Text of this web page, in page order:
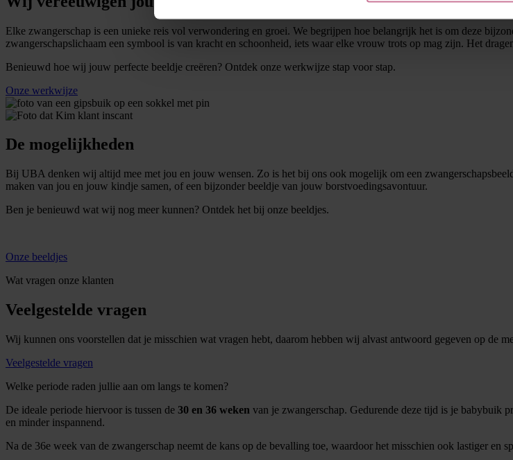
Elke zwangerschap is een unieke reis vol verwondering en groei. We begrijpen hoe belangrijk het is om deze
zwangerschapslichaam een symbool is van kracht en schoonheid, iets waar elke vrouw trots op mag zijn. Het
Benieuwd hoe wij jouw perfecte beeldje creëren? Ontdek onze werkwijze stap voor stap.
Onze werkwijze
De mogelijkheden
Bij UBA denken wij altijd mee met jou en jouw wensen. Zo is het bij ons ook mogelijk om een
maken van jou en jouw kindje samen, of een bijzonder beeldje van jouw borstvoedingsavontuur.
Ben je benieuwd wat wij nog meer kunnen? Ontdek het bij onze beeldjes.
Onze beeldjes
Wat vragen onze klanten
Veelgestelde vragen
Wij kunnen ons voorstellen dat je misschien wat vragen hebt, daarom hebben wij alvast antwoord gegeven op de
Veelgestelde vragen
Welke periode raden jullie aan om langs te komen?
De ideale periode hiervoor is tussen de 30 en 36 weken van je zwangerschap. Gedurende deze tijd is je babybuik
en minder inspannend.
Na de 36e week van de zwangerschap neemt de kans op de bevalling toe, waardoor het misschien ook lastiger en